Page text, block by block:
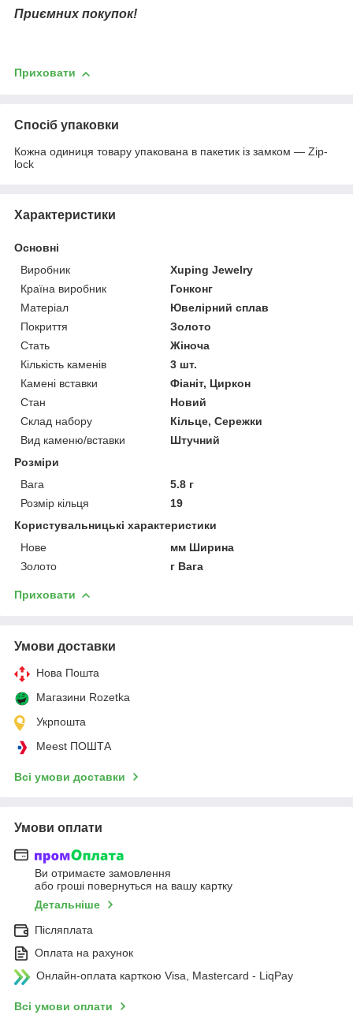
Приємних покупок!
Приховати
Спосіб упаковки
Кожна одиниця товару упакована в пакетик із замком — Zip-
lock
Характеристики
Основні
Виробник
Xuping Jewelry
Країна виробник
Гонконг
Матеріал
Ювелірний сплав
Покриття
Золото
Стать
Жіноча
Кількість каменів
3 шт.
Камені вставки
Фіаніт, Циркон
Стан
Новий
Склад набору
Кільце, Сережки
Вид каменю/вставки
Штучний
Розміри
Вага
5.8 г
Розмір кільця
19
Користувальницькі характеристики
Нове
мм Ширина
Золото
г Вага
Приховати
Умови доставки
Нова Пошта
Магазини Rozetka
Укрпошта
Meest ПОШТА
Всі умови доставки
Умови оплати
Ви отримаєте замовлення
або гроші повернуться на вашу картку
Детальніше
Післяплата
Оплата на рахунок
Онлайн-оплата карткою Visa, Mastercard - LiqPay
Всі умови оплати